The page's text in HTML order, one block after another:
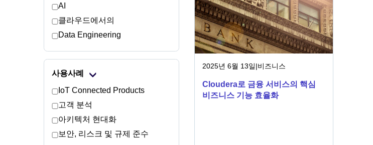
AI
클라우드에서의
Data Engineering
사용사례
IoT Connected Products
고객 분석
아키텍처 현대화
보안, 리스크 및 규제 준수
2025년 6월 13일|비즈니스
Cloudera로 금융 서비스의 핵심
비즈니스 기능 효율화